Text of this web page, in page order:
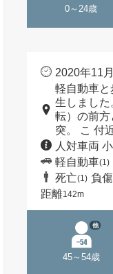
0～24歳
2020年11
軽自動車
生しまし
転）の前
突。 こ 付
人対車両
軽自動車(1)
死亡(1) 負傷
距離142m
45～54歳
他